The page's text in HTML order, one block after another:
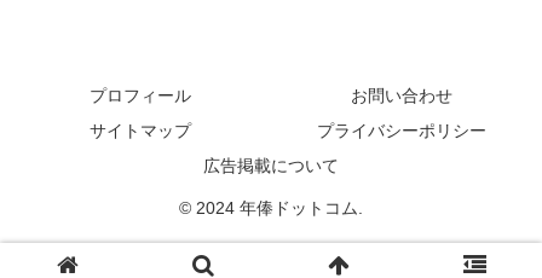
プロフィール
お問い合わせ
サイトマップ
プライバシーポリシー
広告掲載について
© 2024 年俸ドットコム.